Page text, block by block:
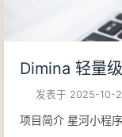
Dimina 轻量
发表于 2025-10-
项目简介 星河小程